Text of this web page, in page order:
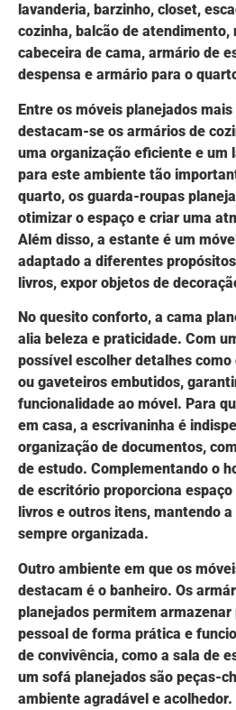
lavanderia, barzinho, closet,
cozinha, balcão de atendimento,
cabeceira de cama, armário de
despensa e armário para o
Entre os móveis planejados
destacam-se os armários de
uma organização eficiente e um
para este ambiente tão
quarto, os guarda-roupas
otimizar o espaço e criar uma
Além disso, a estante é um
adaptado a diferentes
livros, expor objetos de
No quesito conforto, a cama
alia beleza e praticidade. Com
possível escolher detalhes
ou gaveteiros embutidos,
funcionalidade ao móvel. Para
em casa, a escrivaninha é
organização de documentos,
de estudo. Complementando o
de escritório proporciona
livros e outros itens, mantendo
sempre organizada.
Outro ambiente em que os
destacam é o banheiro. Os
planejados permitem
pessoal de forma prática e
de convivência, como a sala de
um sofá planejados são peças-
ambiente agradável e